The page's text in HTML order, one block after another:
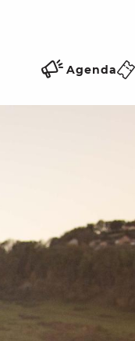
Agenda